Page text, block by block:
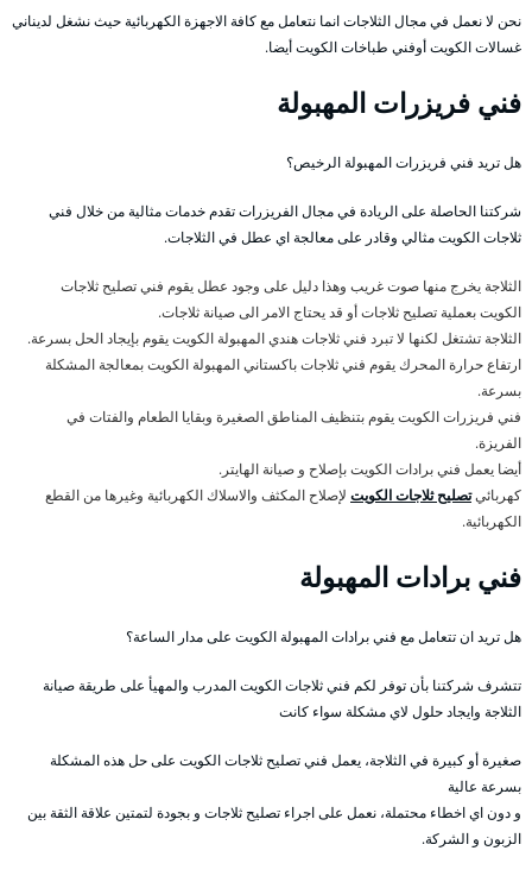
نحن لا نعمل في مجال الثلاجات انما نتعامل مع كافة الاجهزة الكهربائية حيث نشغل لديناني
غسالات الكويت أوفني طباخات الكويت أيضا.
فني فريزرات المهبولة
هل تريد فني فريزرات المهبولة الرخيص؟
شركتنا الحاصلة على الريادة في مجال الفريزرات تقدم خدمات مثالية من خلال فني
ثلاجات الكويت مثالي وقادر على معالجة اي عطل في الثلاجات.
الثلاجة يخرج منها صوت غريب وهذا دليل على وجود عطل يقوم فني تصليح ثلاجات
الكويت بعملية تصليح ثلاجات أو قد يحتاج الامر الى صيانة ثلاجات.
الثلاجة تشتغل لكنها لا تبرد فني ثلاجات هندي المهبولة الكويت يقوم بإيجاد الحل بسرعة.
ارتفاع حرارة المحرك يقوم فني ثلاجات باكستاني المهبولة الكويت بمعالجة المشكلة
بسرعة.
فني فريزرات الكويت يقوم بتنظيف المناطق الصغيرة وبقايا الطعام والفتات في
الفريزة.
أيضا يعمل فني برادات الكويت بإصلاح و صيانة الهايتر.
كهربائيتصليح ثلاجات الكويت لإصلاح المكثف والاسلاك الكهربائية وغيرها من القطع
الكهربائية.
فني برادات المهبولة
هل تريد ان تتعامل مع فني برادات المهبولة الكويت على مدار الساعة؟
تتشرف شركتنا بأن توفر لكم فني ثلاجات الكويت المدرب والمهيأ على طريقة صيانة
الثلاجة وايجاد حلول لاي مشكلة سواء كانت
صغيرة أو كبيرة في الثلاجة، يعمل فني تصليح ثلاجات الكويت على حل هذه المشكلة
بسرعة عالية
و دون اي اخطاء محتملة، نعمل على اجراء تصليح ثلاجات و بجودة لتمتين علاقة الثقة بين
الزبون و الشركة.